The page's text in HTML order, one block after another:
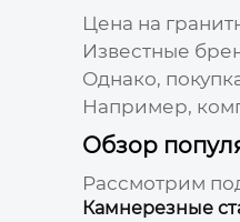
Цена на
Известные
Однако,
Например,
Обзор
Рассмотрим
Камнерезные